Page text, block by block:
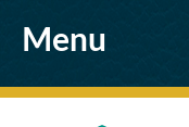
Menu